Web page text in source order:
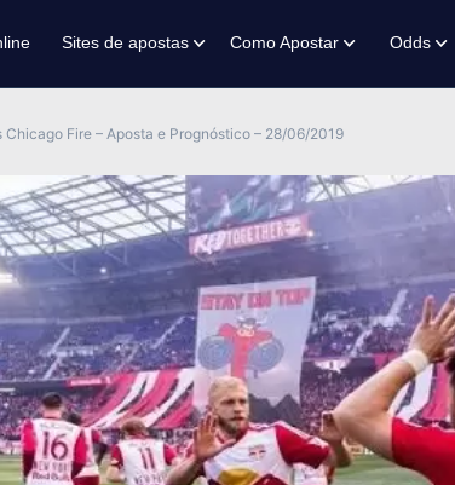
Sites de apostas Como Apostar Odds
Chicago Fire – Aposta e Prognóstico – 28/06/2019